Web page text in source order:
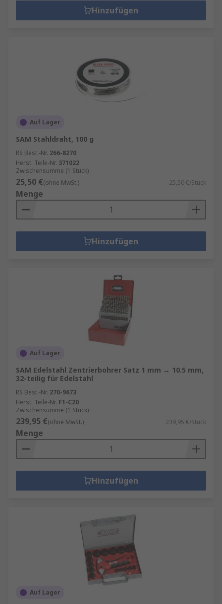
Hinzufügen
Auf Lager
SAM Stahldraht, 100 g
RS Best.-Nr. 266-8270
Herst. Teile-Nr. 371022
Zwischensumme (1 Stück)
25,50 €(ohne MwSt.) 25,50 €/Stück
Menge
Hinzufügen
Auf Lager
SAM Edelstahl Zentrierbohrer Satz 1 mm → 10.5 mm,
32-teilig für Edelstahl
RS Best.-Nr. 270-9673
Herst. Teile-Nr. F1-C20
Zwischensumme (1 Stück)
239,95 €(ohne MwSt.) 239,95 €/Stück
Menge
Hinzufügen
Auf Lager